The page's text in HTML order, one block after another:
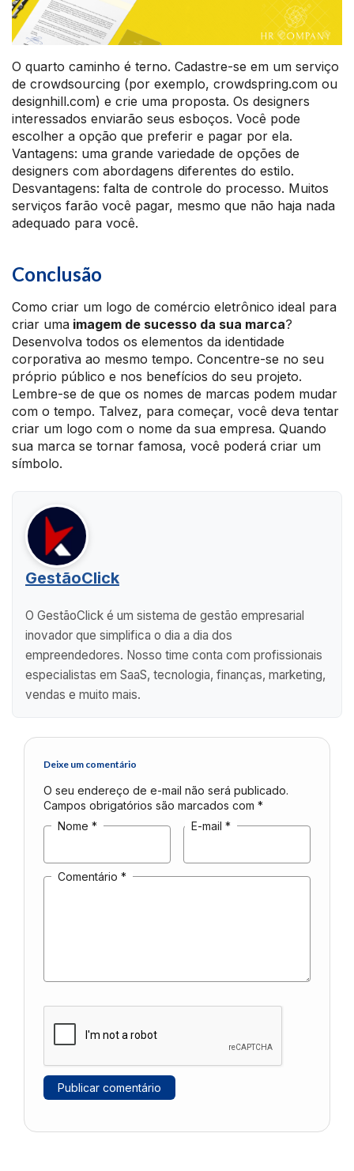
O quarto caminho é terno. Cadastre-se em um serviço
de crowdsourcing (por exemplo, crowdspring.com ou
designhill.com) e crie uma proposta. Os designers
interessados enviarão seus esboços. Você pode
escolher a opção que preferir e pagar por ela.
Vantagens: uma grande variedade de opções de
designers com abordagens diferentes do estilo.
Desvantagens: falta de controle do processo. Muitos
serviços farão você pagar, mesmo que não haja nada
adequado para você.
Conclusão
Como criar um logo de comércio eletrônico ideal para
criar uma imagem de sucesso da sua marca?
Desenvolva todos os elementos da identidade
corporativa ao mesmo tempo. Concentre-se no seu
próprio público e nos benefícios do seu projeto.
Lembre-se de que os nomes de marcas podem mudar
com o tempo. Talvez, para começar, você deva tentar
criar um logo com o nome da sua empresa. Quando
sua marca se tornar famosa, você poderá criar um
símbolo.
GestãoClick
O GestãoClick é um sistema de gestão empresarial
inovador que simplifica o dia a dia dos
empreendedores. Nosso time conta com profissionais
especialistas em SaaS, tecnologia, finanças, marketing,
vendas e muito mais.
Deixe um comentário
O seu endereço de e-mail não será publicado.
Campos obrigatórios são marcados com *
Nome * E-mail *
Comentário *